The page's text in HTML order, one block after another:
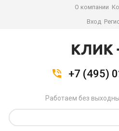
О компании
Вход
+7 (495)
Работаем без